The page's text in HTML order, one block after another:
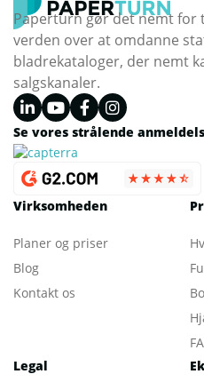
Paperturn gør det nemt for
verden over at omdanne
bladrekataloger, der nemt
salgskanaler.
Se vores strålende
Virksomheden
Planer og priser
Blog
Kontakt os
Legal